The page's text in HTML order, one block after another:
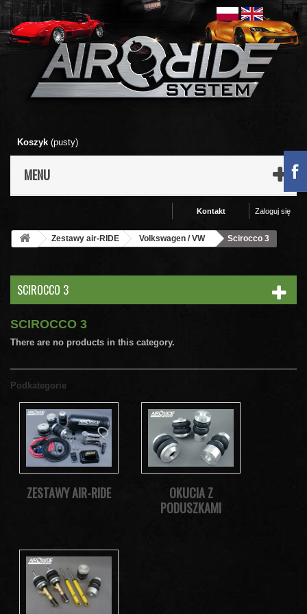
Koszyk (pusty)
MENU
Zaloguj się
Kontakt
Zestawy air-RIDE Volkswagen / VW Scirocco 3
SCIROCCO 3
SCIROCCO 3
There are no products in this category.
Podkategorie
ZESTAWY AIR-RIDE
OKUCIA Z
PODUSZKAMI